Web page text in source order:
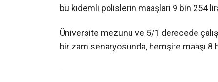
bu kıdemli polislerin maaşları 9 bin 254
Üniversite mezunu ve 5/1 derecede
bir zam senaryosunda, hemşire maaşı 8